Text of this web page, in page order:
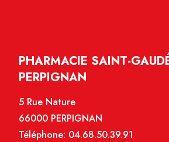
PHARMACIE SAINT-
PERPIGNAN
5 Rue Nature
66000 PERPIGNAN
Téléphone: 04.68.50.39.91